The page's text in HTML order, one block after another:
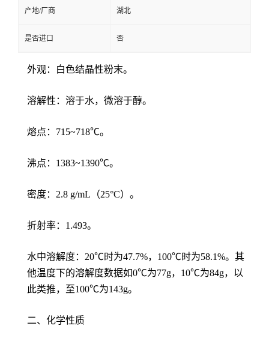
产地/厂商 湖北
是否进口 否
外观：白色结晶性粉末。
溶解性：溶于水，微溶于醇。
熔点：715~718℃。
沸点：1383~1390℃。
密度：2.8 g/mL（25°C）。
折射率：1.493。
水中溶解度：20℃时为47.7%，100℃时为58.1%。其
他温度下的溶解度数据如0℃为77g，10℃为84g，以
此类推，至100℃为143g。
二、化学性质